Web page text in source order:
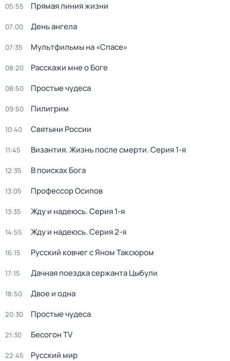
05:55 Прямая линия жизни
07:00 День ангела
07:35 Мультфильмы на «Спасе»
08:20 Расскажи мне о Боге
08:50 Простые чудеса
09:50 Пилигрим
10:40 Святыни России
11:45 Византия. Жизнь после смерти. Серия 1-я
12:35 В поисках Бога
13:05 Профессор Осипов
13:35 Жду и нaдeюсь. Серия 1-я
14:55 Жду и нaдeюсь. Серия 2-я
16:15 Русский ковчег с Яном Таксюром
17:15 Дачная поездка сержанта Цыбули
18:50 Двое и одна
20:30 Простые чудеса
21:30 Бесогон TV
22:45 Русский мир